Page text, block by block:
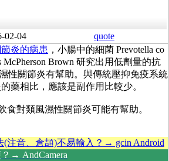
02-04
quote
炎的病患 ，小腸中的細菌 Prevotella co
McPherson Brown 研究出用低劑量的抗
性關節炎有幫助。與傳統壓抑免疫系統
藥相比，應該是副作用比較少。
食對類風濕性關節炎可能有幫助。
(注音、倉頡)不易輸入？→ gcin Android
→ AndCamera